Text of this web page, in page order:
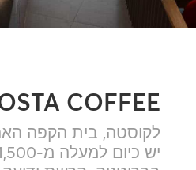
COFFEE
לקוסטה, בית הקפה